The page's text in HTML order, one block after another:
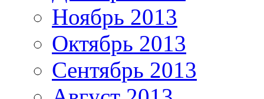
Ноябрь 2013
Октябрь 2013
Сентябрь 2013